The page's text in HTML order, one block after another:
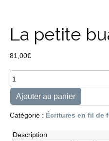
La petite
81,00€
quantité
de
petite
buanderie
Ajouter au panier
Catégorie : Écritures en fil de
Description